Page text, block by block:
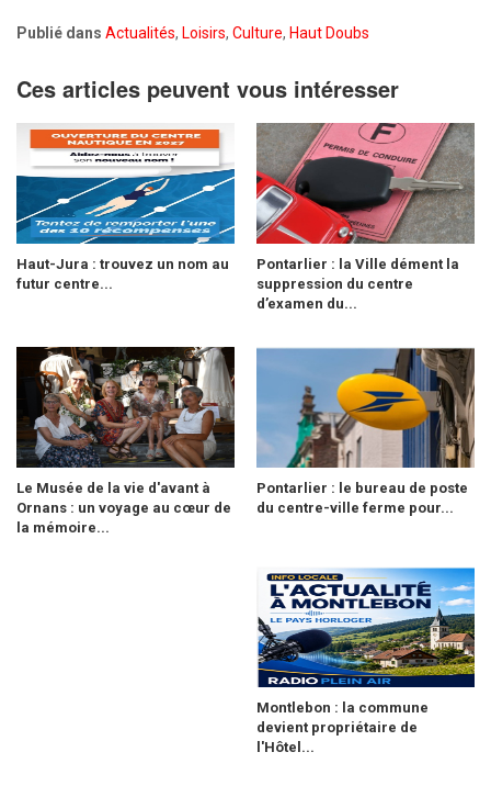
Publié dans Actualités, Loisirs, Culture, Haut Doubs
Ces articles peuvent vous intéresser
Haut-Jura : trouvez un nom au
futur centre...
Pontarlier : la Ville dément la
suppression du centre
d’examen du...
Le Musée de la vie d'avant à
Ornans : un voyage au cœur de
la mémoire...
Pontarlier : le bureau de poste
du centre-ville ferme pour...
Montlebon : la commune
devient propriétaire de
l'Hôtel...